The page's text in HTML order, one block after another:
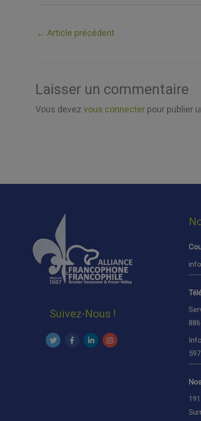
← Article précédent
Laisser un commentaire
Vous devez vous connecter pour publier
Suivez-Nous !